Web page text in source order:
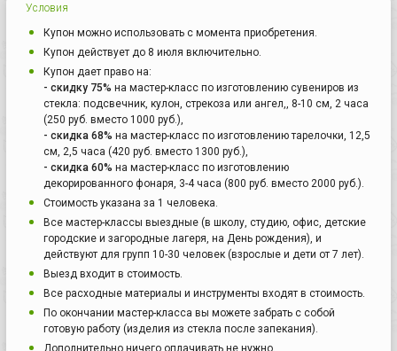
Условия
Купон можно использовать с момента приобретения.
Купон действует до 8 июля включительно.
Купон дает право на:
- скидку 75% на мастер-класс по изготовлению сувениров из
стекла: подсвечник, кулон, стрекоза или ангел,, 8-10 см, 2 часа
(250 руб. вместо 1000 руб.),
- скидка 68% на мастер-класс по изготовлению тарелочки, 12,5
см, 2,5 часа (420 руб. вместо 1300 руб.),
- скидка 60% на мастер-класс по изготовлению
декорированного фонаря, 3-4 часа (800 руб. вместо 2000 руб.).
Стоимость указана за 1 человека.
Все мастер-классы выездные (в школу, студию, офис, детские
городские и загородные лагеря, на День рождения), и
действуют для групп 10-30 человек (взрослые и дети от 7 лет).
Выезд входит в стоимость.
Все расходные материалы и инструменты входят в стоимость.
По окончании мастер-класса вы можете забрать с собой
готовую работу (изделия из стекла после запекания).
Дополнительно ничего оплачивать не нужно.